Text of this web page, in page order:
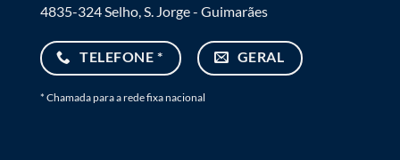
4835-324 Selho, S. Jorge - Guimarães
TELEFONE * GERAL
* Chamada para a rede fixa nacional